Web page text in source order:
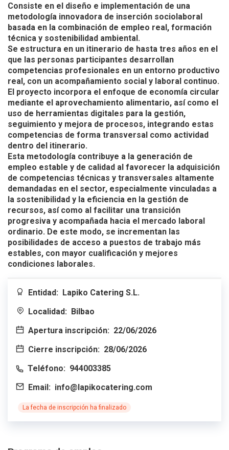
Consiste en el diseño e implementación de una
metodología innovadora de inserción sociolaboral
basada en la combinación de empleo real, formación
técnica y sostenibilidad ambiental.
Se estructura en un itinerario de hasta tres años en el
que las personas participantes desarrollan
competencias profesionales en un entorno productivo
real, con un acompañamiento social y laboral continuo.
El proyecto incorpora el enfoque de economía circular
mediante el aprovechamiento alimentario, así como el
uso de herramientas digitales para la gestión,
seguimiento y mejora de procesos, integrando estas
competencias de forma transversal como actividad
dentro del itinerario.
Esta metodología contribuye a la generación de
empleo estable y de calidad al favorecer la adquisición
de competencias técnicas y transversales altamente
demandadas en el sector, especialmente vinculadas a
la sostenibilidad y la eficiencia en la gestión de
recursos, así como al facilitar una transición
progresiva y acompañada hacia el mercado laboral
ordinario. De este modo, se incrementan las
posibilidades de acceso a puestos de trabajo más
estables, con mayor cualificación y mejores
condiciones laborales.
Entidad: Lapiko Catering S.L.
Localidad: Bilbao
Apertura inscripción: 22/06/2026
Cierre inscripción: 28/06/2026
Teléfono: 944003385
Email: info@lapikocatering.com
La fecha de inscripción ha finalizado